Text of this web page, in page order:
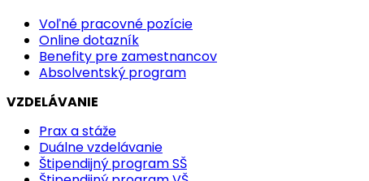
Voľné pracovné pozície
Online dotazník
Benefity pre zamestnancov
Absolventský program
VZDELÁVANIE
Prax a stáže
Duálne vzdelávanie
Štipendijný program SŠ